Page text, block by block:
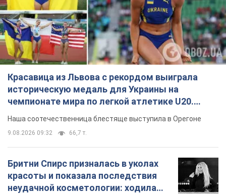
Красавица из Львова с рекордом выиграла
историческую медаль для Украины на
чемпионате мира по легкой атлетике U20.
Видео
Наша соотечественница блестяще выступила в Орегоне
9.08.2026 09:32 66,7 т.
Бритни Спирс призналась в уколах
красоты и показала последствия
неудачной косметологии: ходила